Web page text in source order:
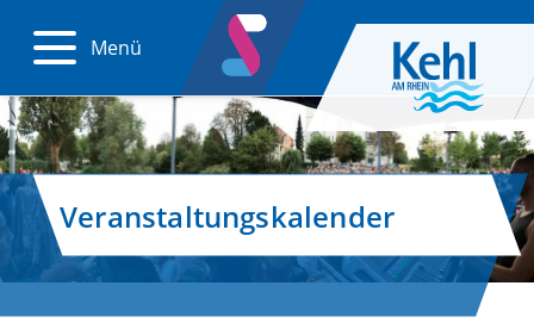
Menü
Veranstaltungskalender